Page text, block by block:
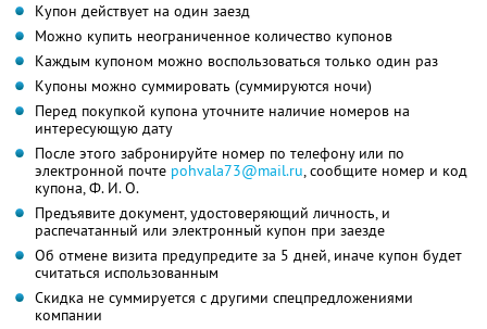
Купон действует на один заезд
Можно купить неограниченное количество купонов
Каждым купоном можно воспользоваться только один раз
Купоны можно суммировать (суммируются ночи)
Перед покупкой купона уточните наличие номеров на
интересующую дату
После этого забронируйте номер по телефону или по
электронной почте pohvala73@mail.ru,сообщите номер и код
купона,Ф. И. О.
Предъявите документ, удостоверяющий личность, и
распечатанный или электронный купон при заезде
Об отмене визита предупредите за 5 дней, иначе купон будет
считаться использованным
Скидка не суммируется с другими спецпредложениями
компании